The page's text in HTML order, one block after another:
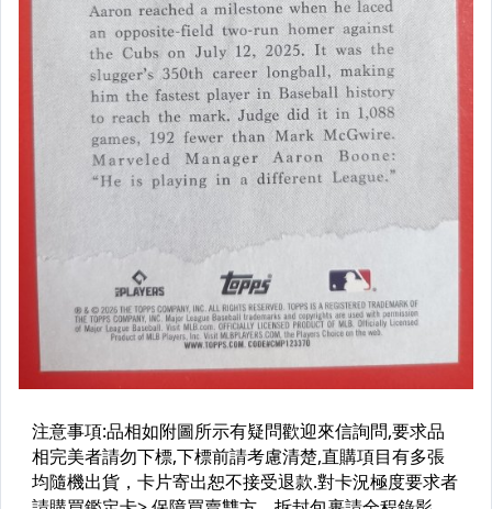
Pop Mart
Vince Carter Allen Iverson
日本火腿來台交流賽
寶可夢 PTCG 航海王
日本職棒
CPBL 外籍球員
NBA 90-00 老卡
其它